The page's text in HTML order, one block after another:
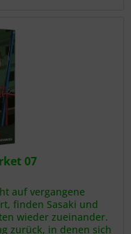
07
auf vergangene
finden Sasaki und
wieder zueinander.
zurück, in denen sich